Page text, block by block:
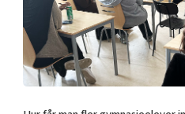
Shaping cities and regions
Bright East
Upscaling
Talent & skills
Startup & industry
Offers to boost your
Our community of
Projects
Publications
Project toolbox
Today's lunch in Mjärdevi